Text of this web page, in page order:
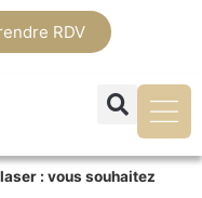
RDV
: vous souhaitez